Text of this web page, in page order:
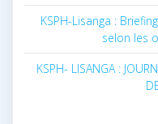
KSPH-Lisanga :
selon les
KSPH- LISANGA :